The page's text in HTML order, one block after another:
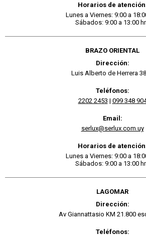
Horarios de
Lunes a Viernes: 9:00 a
Sábados: 9:00 a 13:00
BRAZO ORIENTAL
Dirección:
Luis Alberto de Herrera
Teléfonos:
2202 2453 | 099 348
Email:
serlux@serlux.com.uy
Horarios de
Lunes a Viernes: 9:00 a
Sábados: 9:00 a 13:00
LAGOMAR
Dirección:
Av Giannattasio KM 21.800
Teléfonos: